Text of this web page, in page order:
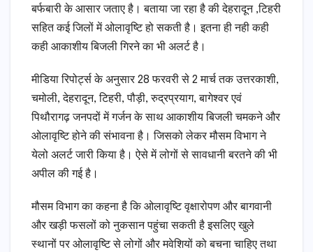
बर्फबारी के आसार जताए है। बताया जा रहा है की देहरादून ,टिहरी
सहित कई जिलों में ओलावृष्टि हो सकती है। इतना ही नही कही
कही आकाशीय बिजली गिरने का भी अलर्ट है।
मीडिया रिपोर्ट्स के अनुसार 28 फरवरी से 2 मार्च तक उत्तरकाशी,
चमोली, देहरादून, टिहरी, पौड़ी, रुद्रप्रयाग, बागेश्वर एवं
पिथौरागढ़ जनपदों में गर्जन के साथ आकाशीय बिजली चमकने और
ओलावृष्टि होने की संभावना है। जिसको लेकर मौसम विभाग ने
येलो अलर्ट जारी किया है। ऐसे में लोगों से सावधानी बरतने की भी
अपील की गई है।
मौसम विभाग का कहना है कि ओलावृष्टि वृक्षारोपण और बागवानी
और खड़ी फसलों को नुकसान पहुंचा सकती है इसलिए खुले
स्थानों पर ओलावृष्टि से लोगों और मवेशियों को बचना चाहिए तथा